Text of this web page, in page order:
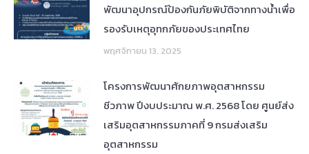
พัฒนาอุปกรณ์ป้องกันภัยพิบัติจากทางน้ำเพื่อ
รองรับเหตุอุทกภัยของประเทศไทย
พฤศจิกายน 13, 2025
โครงการพัฒนาศักยภาพอุตสาหกรรม
ชีวภาพ ปีงบประมาณ พ.ศ. 2568 โดย ศูนย์ส่ง
เสริมอุตสาหกรรมภาคที่ 9 กรมส่งเสริม
อุตสาหกรรม